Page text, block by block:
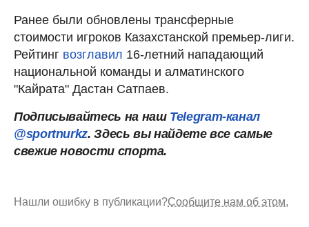
Ранее были обновлены трансферные
стоимости игроков Казахстанской премьер-лиги.
Рейтинг возглавил 16-летний нападающий
национальной команды и алматинского
"Кайрата" Дастан Сатпаев.
Подписывайтесь на наш Telegram-канал
@sportnurkz. Здесь вы найдете все самые
свежие новости спорта.
Нашли ошибку в публикации?Сообщите нам об этом.